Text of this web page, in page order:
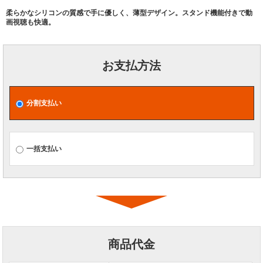
柔らかなシリコンの質感で手に優しく、薄型デザイン。スタンド機能付きで動
画視聴も快適。
お支払方法
分割支払い
一括支払い
商品代金